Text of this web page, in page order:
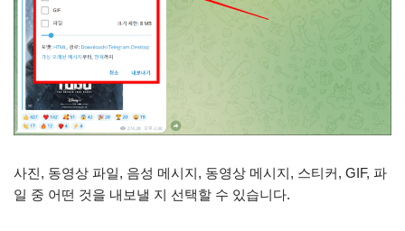
사진, 동영상 파일, 음성 메시지, 동영상 메시지, 스티커, GIF, 파
일 중 어떤 것을 내보낼 지 선택할 수 있습니다.